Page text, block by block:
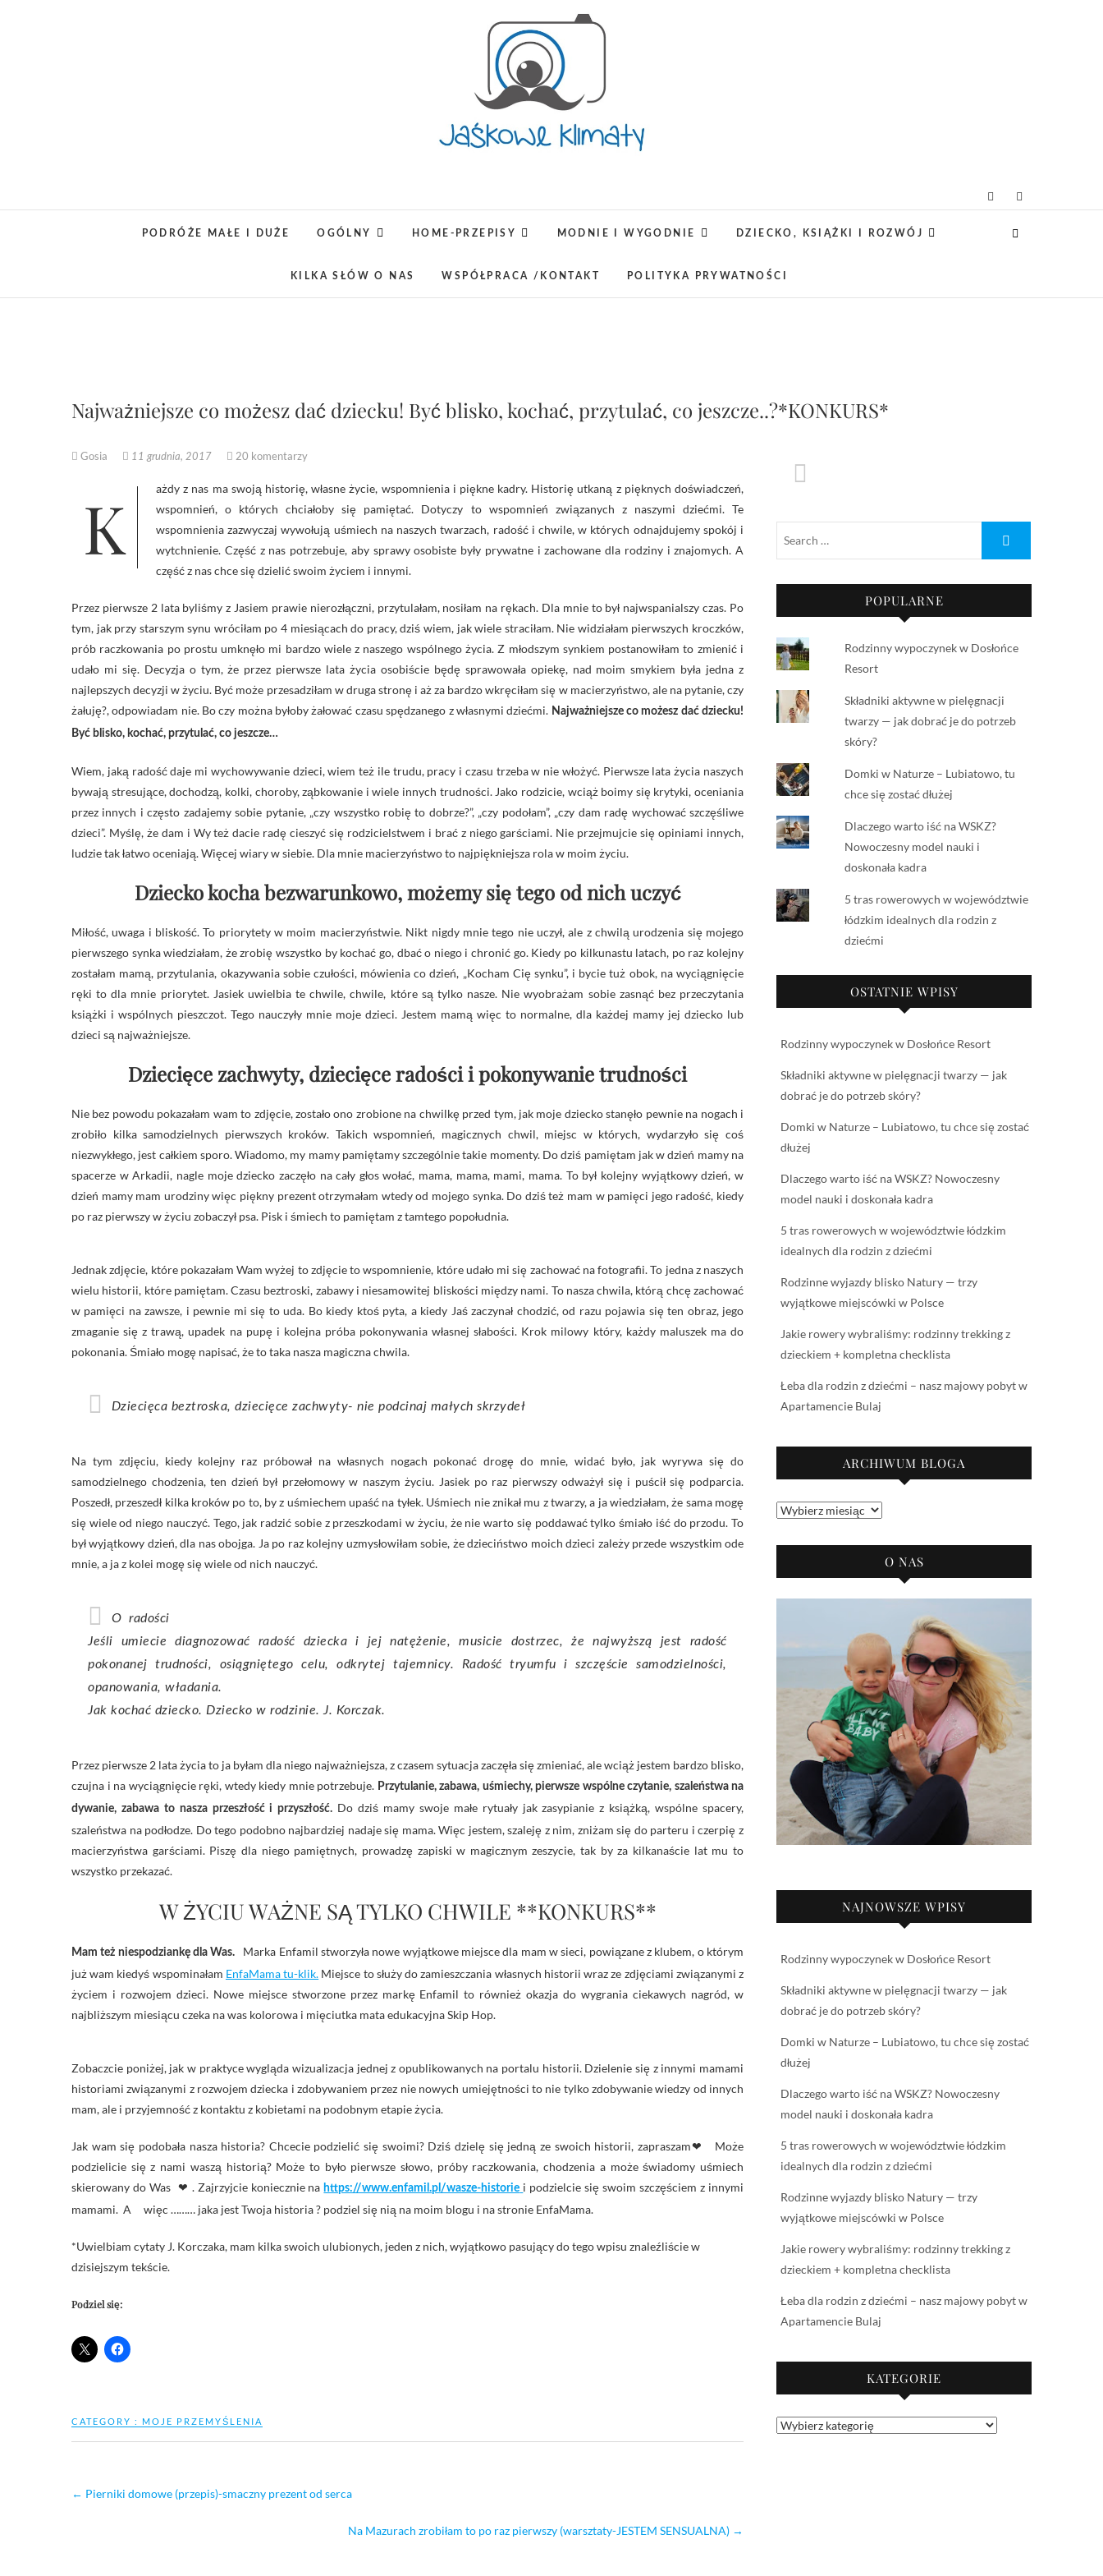
Jaśkowe klimaty-Blog rodzicielsko-
lifestylowy
OPISUJEMY ŻYCIE. ZABAWA POŁĄCZONA Z NAUKĄ, CIEKAWE PROJEKTY DIY Z DZIECKIEM,
PODRÓŻE MAŁE I DUŻE OGÓLNY HOME-PRZEPISY MODNIE I WYGODNIE DZIECKO, KSIĄŻKI I ROZWÓJ
KILKA SŁÓW O NAS WSPÓŁPRACA /KONTAKT POLITYKA PRYWATNOŚCI
Najważniejsze co możesz dać dziecku! Być blisko, kochać, przytulać, co jeszcze..?*KONKURS*
Gosia 11 grudnia, 2017 20 komentarzy
Każdy z nas ma swoją historię, własne życie, wspomnienia i piękne kadry. Historię utkaną z pięknych doświadczeń,
wspomnień, o których chciałoby się pamiętać. Dotyczy to wspomnień związanych z naszymi dziećmi. Te
wspomnienia zazwyczaj wywołują uśmiech na naszych twarzach, radość i chwile, w których odnajdujemy spokój i
wytchnienie. Część z nas potrzebuje, aby sprawy osobiste były prywatne i zachowane dla rodziny i znajomych. A
część z nas chce się dzielić swoim życiem i innymi.
Przez pierwsze 2 lata byliśmy z Jasiem prawie nierozłączni, przytulałam, nosiłam na rękach. Dla mnie to był najwspanialszy czas. Po
tym, jak przy starszym synu wróciłam po 4 miesiącach do pracy, dziś wiem, jak wiele straciłam. Nie widziałam pierwszych kroczków,
prób raczkowania po prostu umknęło mi bardzo wiele z naszego wspólnego życia. Z młodszym synkiem postanowiłam to zmienić i
udało mi się. Decyzja o tym, że przez pierwsze lata życia osobiście będę sprawowała opiekę, nad moim smykiem była jedna z
najlepszych decyzji w życiu. Być może przesadziłam w druga stronę i aż za bardzo wkręciłam się w macierzyństwo, ale na pytanie, czy
żałuję?, odpowiadam nie. Bo czy można byłoby żałować czasu spędzanego z własnymi dziećmi. Najważniejsze co możesz dać dziecku!
Być blisko, kochać, przytulać, co jeszcze…
Wiem, jaką radość daje mi wychowywanie dzieci, wiem też ile trudu, pracy i czasu trzeba w nie włożyć. Pierwsze lata życia naszych
bywają stresujące, dochodzą, kolki, choroby, ząbkowanie i wiele innych trudności. Jako rodzicie, wciąż boimy się krytyki, oceniania
przez innych i często zadajemy sobie pytanie, „czy wszystko robię to dobrze?”, „czy podołam”, „czy dam radę wychować szczęśliwe
dzieci”. Myślę, że dam i Wy też dacie radę cieszyć się rodzicielstwem i brać z niego garściami. Nie przejmujcie się opiniami innych,
ludzie tak łatwo oceniają. Więcej wiary w siebie. Dla mnie macierzyństwo to najpiękniejsza rola w moim życiu.
Dziecko kocha bezwarunkowo, możemy się tego od nich uczyć
Miłość, uwaga i bliskość. To priorytety w moim macierzyństwie. Nikt nigdy mnie tego nie uczył, ale z chwilą urodzenia się mojego
pierwszego synka wiedziałam, że zrobię wszystko by kochać go, dbać o niego i chronić go. Kiedy po kilkunastu latach, po raz kolejny
zostałam mamą, przytulania, okazywania sobie czułości, mówienia co dzień, „Kocham Cię synku”, i bycie tuż obok, na wyciągnięcie
ręki to dla mnie priorytet. Jasiek uwielbia te chwile, chwile, które są tylko nasze. Nie wyobrażam sobie zasnąć bez przeczytania
książki i wspólnych pieszczot. Tego nauczyły mnie moje dzieci. Jestem mamą więc to normalne, dla każdej mamy jej dziecko lub
dzieci są najważniejsze.
Dziecięce zachwyty, dziecięce radości i pokonywanie trudności
Nie bez powodu pokazałam wam to zdjęcie, zostało ono zrobione na chwilkę przed tym, jak moje dziecko stanęło pewnie na nogach i
zrobiło kilka samodzielnych pierwszych kroków. Takich wspomnień, magicznych chwil, miejsc w których, wydarzyło się coś
niezwykłego, jest całkiem sporo. Wiadomo, my mamy pamiętamy szczególnie takie momenty. Do dziś pamiętam jak w dzień mamy na
spacerze w Arkadii, nagle moje dziecko zaczęło na cały głos wołać, mama, mama, mami, mama. To był kolejny wyjątkowy dzień, w
dzień mamy mam urodziny więc piękny prezent otrzymałam wtedy od mojego synka. Do dziś też mam w pamięci jego radość, kiedy
po raz pierwszy w życiu zobaczył psa. Pisk i śmiech to pamiętam z tamtego popołudnia.
Jednak zdjęcie, które pokazałam Wam wyżej to zdjęcie to wspomnienie, które udało mi się zachować na fotografii. To jedna z naszych
wielu historii, które pamiętam. Czasu beztroski, zabawy i niesamowitej bliskości między nami. To nasza chwila, którą chcę zachować
w pamięci na zawsze, i pewnie mi się to uda. Bo kiedy ktoś pyta, a kiedy Jaś zaczynał chodzić, od razu pojawia się ten obraz, jego
zmaganie się z trawą, upadek na pupę i kolejna próba pokonywania własnej słabości. Krok milowy który, każdy maluszek ma do
pokonania. Śmiało mogę napisać, że to taka nasza magiczna chwila.
Dziecięca beztroska, dziecięce zachwyty- nie podcinaj małych skrzydeł
Na tym zdjęciu, kiedy kolejny raz próbował na własnych nogach pokonać drogę do mnie, widać było, jak wyrywa się do
samodzielnego chodzenia, ten dzień był przełomowy w naszym życiu. Jasiek po raz pierwszy odważył się i puścił się podparcia.
Poszedł, przeszedł kilka kroków po to, by z uśmiechem upaść na tyłek. Uśmiech nie znikał mu z twarzy, a ja wiedziałam, że sama mogę
się wiele od niego nauczyć. Tego, jak radzić sobie z przeszkodami w życiu, że nie warto się poddawać tylko śmiało iść do przodu. To
był wyjątkowy dzień, dla nas obojga. Ja po raz kolejny uzmysłowiłam sobie, że dzieciństwo moich dzieci zależy przede wszystkim ode
mnie, a ja z kolei mogę się wiele od nich nauczyć.
O radości
Jeśli umiecie diagnozować radość dziecka i jej natężenie, musicie dostrzec, że najwyższą jest radość
pokonanej trudności, osiągniętego celu, odkrytej tajemnicy. Radość tryumfu i szczęście samodzielności,
opanowania, władania.
Jak kochać dziecko. Dziecko w rodzinie. J. Korczak.
Przez pierwsze 2 lata życia to ja byłam dla niego najważniejsza, z czasem sytuacja zaczęła się zmieniać, ale wciąż jestem bardzo blisko,
czujna i na wyciągnięcie ręki, wtedy kiedy mnie potrzebuje. Przytulanie, zabawa, uśmiechy, pierwsze wspólne czytanie, szaleństwa na
dywanie, zabawa to nasza przeszłość i przyszłość. Do dziś mamy swoje małe rytuały jak zasypianie z książką, wspólne spacery,
szaleństwa na podłodze. Do tego podobno najbardziej nadaje się mama. Więc jestem, szaleję z nim, zniżam się do parteru i czerpię z
macierzyństwa garściami. Piszę dla niego pamiętnych, prowadzę zapiski w magicznym zeszycie, tak by za kilkanaście lat mu to
wszystko przekazać.
W ŻYCIU WAŻNE SĄ TYLKO CHWILE **KONKURS**
Mam też niespodziankę dla Was. Marka Enfamil stworzyła nowe wyjątkowe miejsce dla mam w sieci, powiązane z klubem, o którym
już wam kiedyś wspominałam EnfaMama tu-klik. Miejsce to służy do zamieszczania własnych historii wraz ze zdjęciami związanymi z
życiem i rozwojem dzieci. Nowe miejsce stworzone przez markę Enfamil to również okazja do wygrania ciekawych nagród, w
najbliższym miesiącu czeka na was kolorowa i mięciutka mata edukacyjna Skip Hop.
Zobaczcie poniżej, jak w praktyce wygląda wizualizacja jednej z opublikowanych na portalu historii. Dzielenie się z innymi mamami
historiami związanymi z rozwojem dziecka i zdobywaniem przez nie nowych umiejętności to nie tylko zdobywanie wiedzy od innych
mam, ale i przyjemność z kontaktu z kobietami na podobnym etapie życia.
Jak wam się podobała nasza historia? Chcecie podzielić się swoimi? Dziś dzielę się jedną ze swoich historii, zapraszam❤ Może
podzielicie się z nami waszą historią? Może to było pierwsze słowo, próby raczkowania, chodzenia a może świadomy uśmiech
skierowany do Was ❤ . Zajrzyjcie koniecznie nahttps://www.enfamil.pl/wasze-historie i podzielcie się swoim szczęściem z innymi
mamami. A więc ……… jaka jest Twoja historia ? podziel się nią na moim blogu i na stronie EnfaMama.
*Uwielbiam cytaty J. Korczaka, mam kilka swoich ulubionych, jeden z nich, wyjątkowo pasujący do tego wpisu znaleźliście w
dzisiejszym tekście.
Podziel się:
CATEGORY : MOJE PRZEMYŚLENIA
← Pierniki domowe (przepis)-smaczny prezent od serca
Na Mazurach zrobiłam to po raz pierwszy (warsztaty-JESTEM SENSUALNA) →
POPULARNE
Rodzinny wypoczynek w Dosłońce
Resort
Składniki aktywne w pielęgnacji
twarzy — jak dobrać je do potrzeb
skóry?
Domki w Naturze – Lubiatowo, tu
chce się zostać dłużej
Dlaczego warto iść na WSKZ?
Nowoczesny model nauki i
doskonała kadra
5 tras rowerowych w województwie
łódzkim idealnych dla rodzin z
dziećmi
OSTATNIE WPISY
Rodzinny wypoczynek w Dosłońce Resort
Składniki aktywne w pielęgnacji twarzy — jak
dobrać je do potrzeb skóry?
Domki w Naturze – Lubiatowo, tu chce się zostać
dłużej
Dlaczego warto iść na WSKZ? Nowoczesny
model nauki i doskonała kadra
5 tras rowerowych w województwie łódzkim
idealnych dla rodzin z dziećmi
Rodzinne wyjazdy blisko Natury — trzy
wyjątkowe miejscówki w Polsce
Jakie rowery wybraliśmy: rodzinny trekking z
dzieckiem + kompletna checklista
Łeba dla rodzin z dziećmi – nasz majowy pobyt w
Apartamencie Bulaj
ARCHIWUM BLOGA
Archiwum
O NAS
NAJNOWSZE WPISY
Rodzinny wypoczynek w Dosłońce Resort
Składniki aktywne w pielęgnacji twarzy — jak
dobrać je do potrzeb skóry?
Domki w Naturze – Lubiatowo, tu chce się zostać
dłużej
Dlaczego warto iść na WSKZ? Nowoczesny
model nauki i doskonała kadra
5 tras rowerowych w województwie łódzkim
idealnych dla rodzin z dziećmi
Rodzinne wyjazdy blisko Natury — trzy
wyjątkowe miejscówki w Polsce
Jakie rowery wybraliśmy: rodzinny trekking z
dzieckiem + kompletna checklista
Łeba dla rodzin z dziećmi – nasz majowy pobyt w
Apartamencie Bulaj
KATEGORIE
Kategorie